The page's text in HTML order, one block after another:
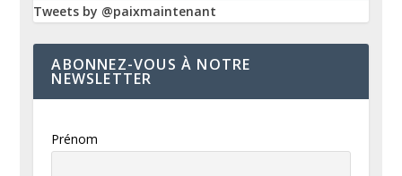
Tweets by @paixmaintenant
ABONNEZ-VOUS À NOTRE
NEWSLETTER
Prénom